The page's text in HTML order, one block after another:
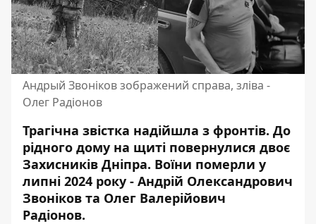
Андрый Звоніков зображений справа, зліва -
Олег Радіонов
Трагічна звістка надійшла з фронтів. До
рідного дому на щиті повернулися двоє
Захисників Дніпра. Воїни померли у
липні 2024 року - Андрій Олександрович
Звоніков та Олег Валерійович
Радіонов.